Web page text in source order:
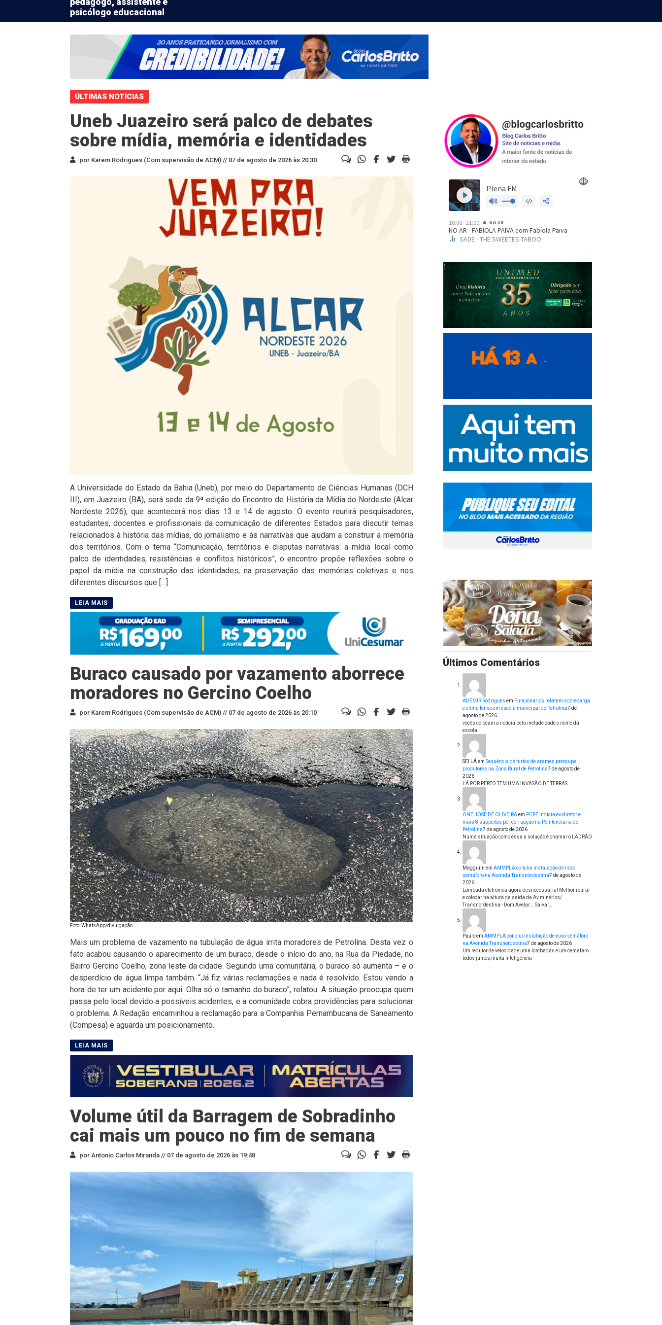
psicólogo educacional
ÚLTIMAS NOTÍCIAS
Uneb Juazeiro será palco de debates
sobre mídia, memória e identidades
por Karem Rodrigues (Com supervisão de ACM) // 07 de agosto de 2026 às 20:30
A Universidade do Estado da Bahia (Uneb), por meio do Departamento de Ciências Humanas (DCH
III), em Juazeiro (BA), será sede da 9ª edição do Encontro de História da Mídia do Nordeste (Alcar
Nordeste 2026), que acontecerá nos dias 13 e 14 de agosto. O evento reunirá pesquisadores,
estudantes, docentes e profissionais da comunicação de diferentes Estados para discutir temas
relacionados à história das mídias, do jornalismo e às narrativas que ajudam a construir a memória
dos territórios. Com o tema “Comunicação, territórios e disputas narrativas: a mídia local como
palco de identidades, resistências e conflitos históricos”, o encontro propõe reflexões sobre o
papel da mídia na construção das identidades, na preservação das memórias coletivas e nos
diferentes discursos que […]
Buraco causado por vazamento aborrece
moradores no Gercino Coelho
por Karem Rodrigues (Com supervisão de ACM) // 07 de agosto de 2026 às 20:10
Foto: WhatsApp/divulgação
Mais um problema de vazamento na tubulação de água irrita moradores de Petrolina. Desta vez o
fato acabou causando o aparecimento de um buraco, desde o início do ano, na Rua da Piedade, no
Bairro Gercino Coelho, zona leste da cidade. Segundo uma comunitária, o buraco só aumenta – e o
desperdício de água limpa também. “Já fiz várias reclamações e nada é resolvido. Estou vendo a
hora de ter um acidente por aqui. Olha só o tamanho do buraco”, relatou. A situação preocupa quem
passa pelo local devido a possíveis acidentes, e a comunidade cobra providências para solucionar
o problema. A Redação encaminhou a reclamação para a Companhia Pernambucana de Saneamento
(Compesa) e aguarda um posicionamento.
Volume útil da Barragem de Sobradinho
cai mais um pouco no fim de semana
por Antonio Carlos Miranda // 07 de agosto de 2026 às 19:48
Últimos Comentários
ADEMIR Rodrigues em Funcionários relatam sobrecarga
e clima tenso em escola municipal de Petrolina7 de
agosto de 2026
vocês colocam a notícia pela metade cadê o nome da
escola
SEI LÁem Sequência de furtos de arames preocupa
produtores na Zona Rural de Petrolina7 de agosto de
2026
LÁ POR PERTO TEM UMA INVASÃO DE TERRAS......
ONE JOSE DE OLIVEIRAem PCPE indicia ex-diretor e
mais 8 suspeitos por corrupção na Penitenciária de
Petrolina7 de agosto de 2026
Numa situação como essa a solução é chamar o LADRÃO
Magguim em AMMPLA conclui instalação de novo
semáforo na Avenida Transnordestina7 de agosto de
2026
Lombada eletrônica agora desnecessária! Melhor retirar
e colocar na altura da saída da Av minérios/
Transnordestina - Dom Avelar... Salvar…
Pauloem AMMPLA conclui instalação de novo semáforo
na Avenida Transnordestina7 de agosto de 2026
Um redutor de velocidade uma lombadas e um cemafaro
todos juntos,muita inteligência